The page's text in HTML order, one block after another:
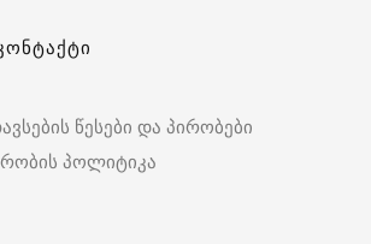
წესები და პირობები
პოლიტიკა